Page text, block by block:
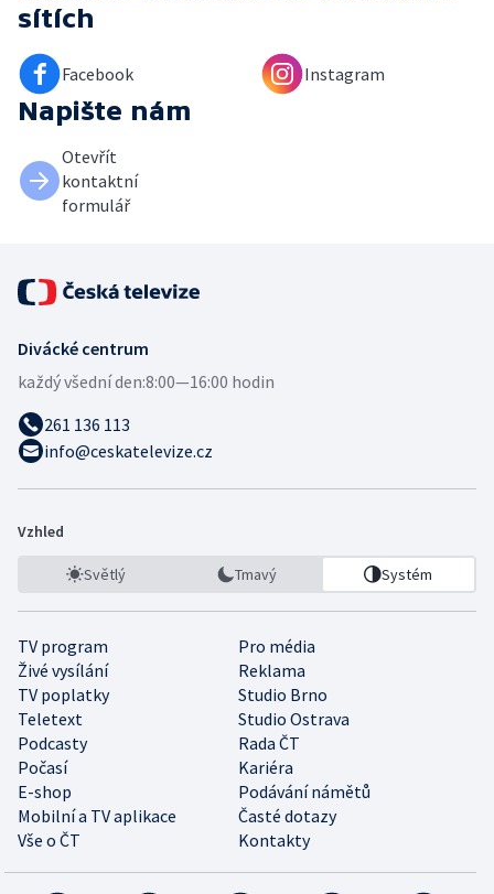
sítích
Facebook Instagram
Napište nám
Otevřít
kontaktní
formulář
Divácké centrum
každý všední den:8:00—16:00 hodin
261 136 113
info@ceskatelevize.cz
Vzhled
Světlý Tmavý Systém
TV program
Pro média
Živé vysílání
Reklama
TV poplatky
Studio Brno
Teletext
Studio Ostrava
Podcasty
Rada ČT
Počasí
Kariéra
E-shop
Podávání námětů
Mobilní a TV aplikace
Časté dotazy
Vše o ČT
Kontakty